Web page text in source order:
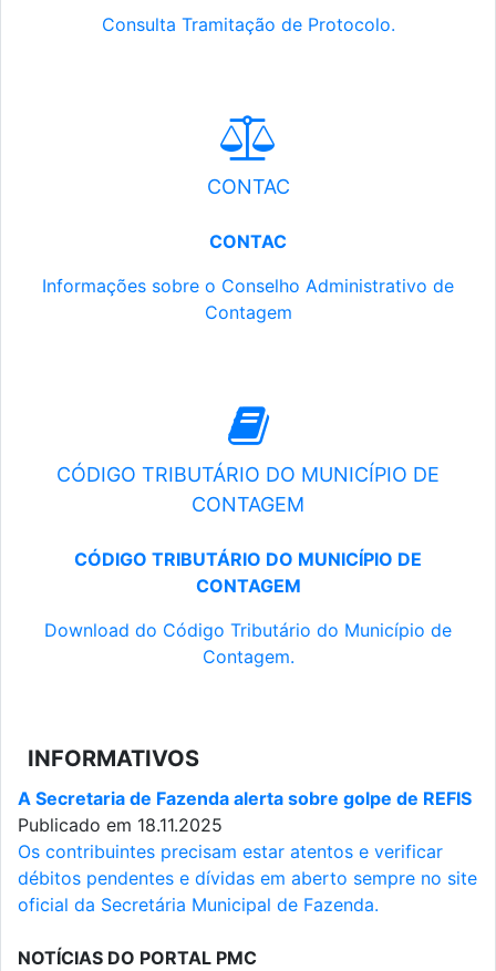
Consulta Tramitação de Protocolo.
CONTAC
CONTAC
Informações sobre o Conselho Administrativo de
Contagem
CÓDIGO TRIBUTÁRIO DO MUNICÍPIO DE
CONTAGEM
CÓDIGO TRIBUTÁRIO DO MUNICÍPIO DE
CONTAGEM
Download do Código Tributário do Município de
Contagem.
INFORMATIVOS
A Secretaria de Fazenda alerta sobre golpe de REFIS
Publicado em 18.11.2025
Os contribuintes precisam estar atentos e verificar
débitos pendentes e dívidas em aberto sempre no site
oficial da Secretária Municipal de Fazenda.
NOTÍCIAS DO PORTAL PMC